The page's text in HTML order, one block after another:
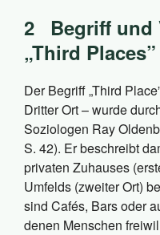
2
Begriff und
„Third Places”
Der Begriff „Third
Dritter Ort – wurde
Soziologen Ray
S. 42). Er beschreibt
privaten Zuhauses
Umfelds (zweiter Ort)
sind Cafés, Bars oder
denen Menschen